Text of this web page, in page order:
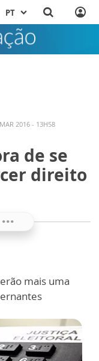
PT
2016 - 13H58
de se
direito
mais uma